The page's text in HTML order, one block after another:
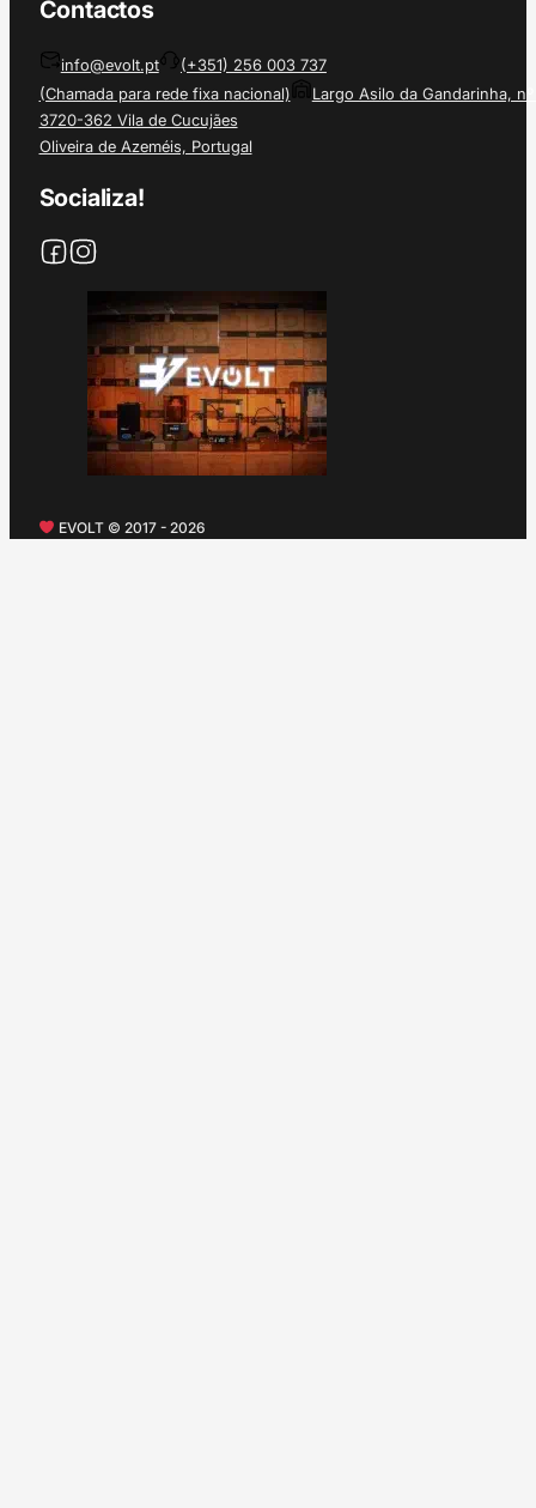
Contactos
info@evolt.pt
(+351) 256 003 737
(Chamada para rede fixa nacional)
Largo Asilo da Gandarinha, nº
3720-362 Vila de Cucujães
Oliveira de Azeméis, Portugal
Socializa!
EVOLT © 2017 - 2026